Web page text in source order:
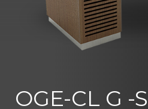
OGE-CL G -